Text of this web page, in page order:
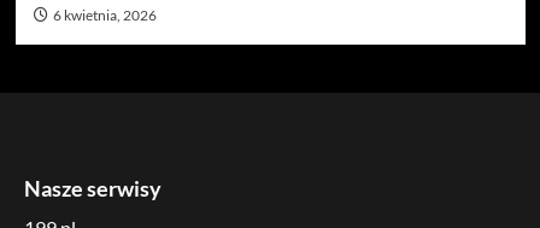
6 kwietnia, 2026
Nasze serwisy